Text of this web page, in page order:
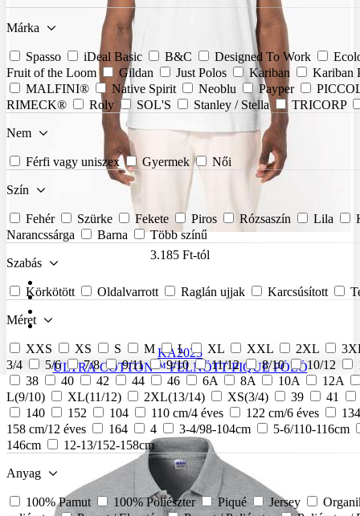
Márka
Spasso iDeal Basic B&C Designed To Work
Fruit of the Loom
Gildan Just Polos Kariban
Kariban
MALFINI®
Native Spirit Neoblu Payper
RIMECK®
Roly SOL'S Stanley / Stella TRICORP
Nem
Férfi vagy uniszex Gyermek Női
Szín
Fehér Szürke Fekete Piros Rózsaszín Lila
Narancssárga
Barna Több színű
Szabás
Körkötött Oldalvarrott Raglán ujjak Karcsúsított
Méret
XXS XS S M L XL XXL 2XL
3/4
5/6 7/8 9/11 9/10 11/12 8/10 10/12
38
40 42 44 46 6A 8A 10A
12A
L(9/10)
XL(11/12) 2XL(13/14) XS(3/4) 39 41
140
152 104 110 cm/4 éves 122 cm/6 éves
158 cm/12 éves
164 4 3-4/98-104cm
5-6/110-116cm
146cm
12-13/152-158cm
Anyag
100% Pamut 100% Poliészter Piqué Jersey
3.185 Ft-tól
KA2025
ULTRA COTTON™ FELNŐTT PIQUE PÓLÓ